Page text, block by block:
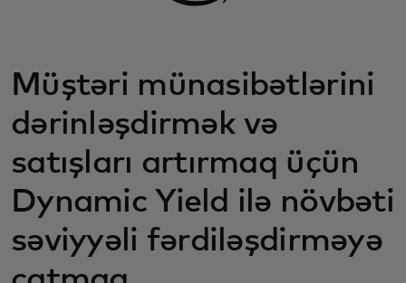
Müştəri münasibətlərini
dərinləşdirmək və
satışları artırmaq üçün
Dynamic Yield ilə növbəti
səviyyəli fərdiləşdirməyə